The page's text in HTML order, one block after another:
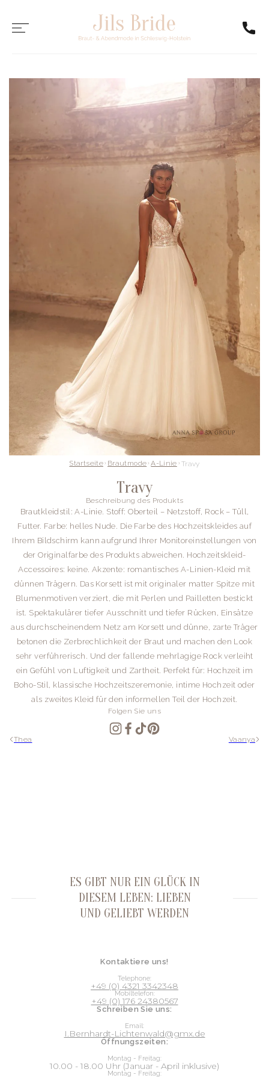
Startseite Brautmode A-Linie Travy
Travy
Beschreibung des Produkts
Brautkleidstil: A-Linie. Stoff: Oberteil – Netzstoff, Rock – Tüll,
Futter. Farbe: helles Nude. Die Farbe des Hochzeitskleides auf
Ihrem Bildschirm kann aufgrund Ihrer Monitoreinstellungen von
der Originalfarbe des Produkts abweichen. Hochzeitskleid-
Accessoires: keine. Akzente: romantisches A-Linien-Kleid mit
dünnen Trägern. Das Korsett ist mit originaler matter Spitze mit
Blumenmotiven verziert, die mit Perlen und Pailletten bestickt
ist. Spektakulärer tiefer Ausschnitt und tiefer Rücken, Einsätze
aus durchscheinendem Netz am Korsett und dünne, zarte Träger
betonen die Zerbrechlichkeit der Braut und machen den Look
sehr verführerisch. Und der fallende mehrlagige Rock verleiht
ein Gefühl von Luftigkeit und Zartheit. Perfekt für: Hochzeit im
Boho-Stil, klassische Hochzeitszeremonie, intime Hochzeit oder
als zweites Kleid für den informellen Teil der Hochzeit.
Folgen Sie uns
Thea Vaanya
ES GIBT NUR EIN GLÜCK IN
DIESEM LEBEN: LIEBEN
UND GELIEBT WERDEN
Kontaktiere uns!
Telephone:
+49 (0) 4321 3342348
Mobiltelefon:
+49 (0) 176 24380567
Schreiben Sie uns:
Email:
I.Bernhardt-Lichtenwald@gmx.de
Öffnungszeiten:
Montag - Freitag:
10.00 - 18.00 Uhr (Januar - April inklusive)
Montag - Freitag: